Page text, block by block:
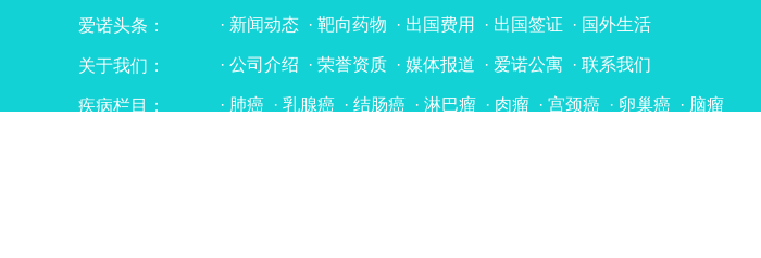
希望之城（国际癌症研究与治疗中心） · 波士顿儿童医院
费城儿童医院 · 宾夕法尼亚大学附属医院 · 莫菲特癌症中心
加州大学洛杉矶分校医学中心 ·
华盛顿大学医学中心
· 胆管癌 · 膀胱癌 · 神经内分泌肿瘤 · 头颈部癌 · 黑色素瘤
神经母细胞瘤 · 肾母细胞瘤 · 肝母细胞瘤 · 前列腺癌
胰腺癌 · 腺样囊性癌 十二指肠癌 · 唾液腺癌 · 原发灶不明
重大疾病（非肿瘤）
爱诺头条： · 新闻动态 · 靶向药物 · 出国费用 · 出国签证 · 国外生活
关于我们： · 公司介绍 · 荣誉资质 · 媒体报道 · 爱诺公寓 · 联系我们
疾病栏目： · 肺癌 · 乳腺癌 · 结肠癌 · 淋巴瘤 · 肉瘤 · 宫颈癌 · 卵巢癌 · 脑瘤